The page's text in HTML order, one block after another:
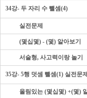
34강- 두 자리 수 뺄셈(4)
실전문제
(몇십몇) - (몇) 알아보기
서술형, 사고력이랑 놀기
35강- 5행 덧셈 뺄셈(1) 실전문제
올림있는 (몇십몇) +(몇)